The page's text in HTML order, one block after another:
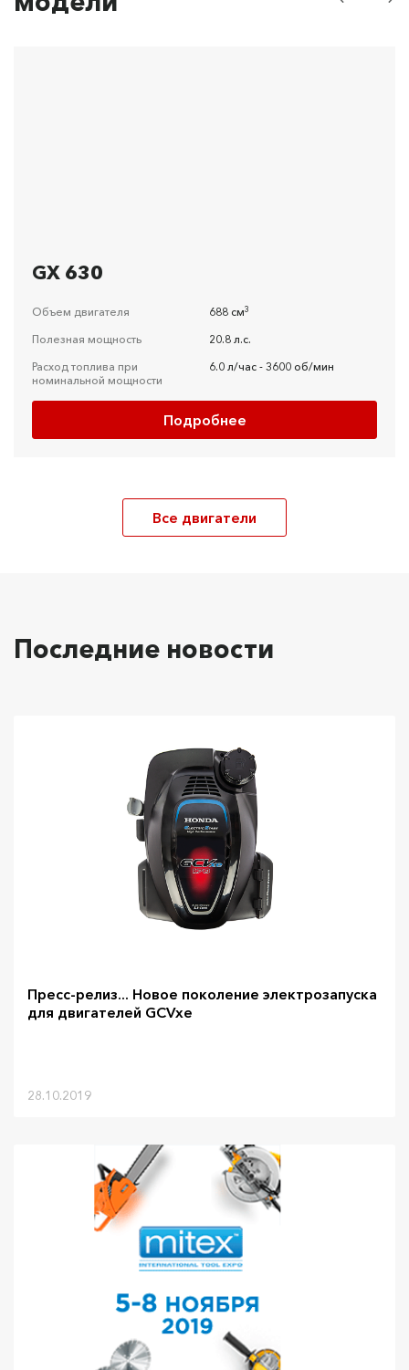
GX 630
Объем двигателя 688 см3
Полезная мощность
20.8 л.с.
Расход топлива при
номинальной мощности
6.0 л/час - 3600 об/мин
Подробнее
Все двигатели
Последние новости
Пресс-релиз... Новое поколение электрозапуска
для двигателей GCVxe
28.10.2019